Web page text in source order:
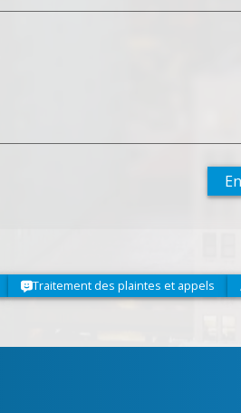
Traitement des plaintes et appels